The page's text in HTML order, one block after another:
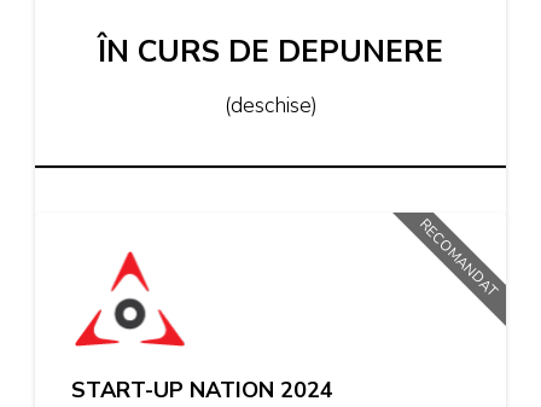
ÎN CURS DE DEPUNERE
(deschise)
START-UP NATION 2024
RECOMANDAT